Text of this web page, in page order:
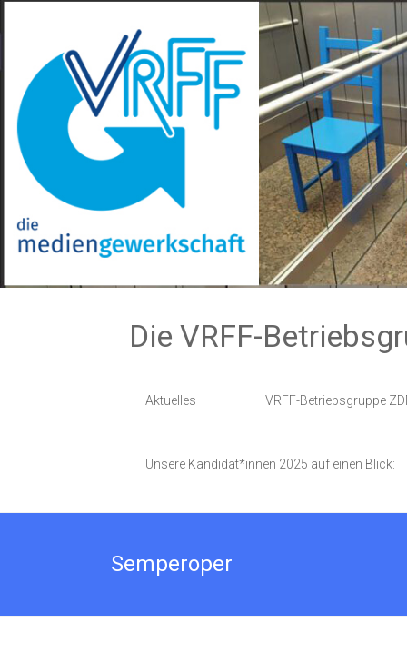
Die VRFF-
Aktuelles VRFF-Betriebsgruppe
Unsere Kandidat*innen 2025 auf einen Blick:
Semperoper